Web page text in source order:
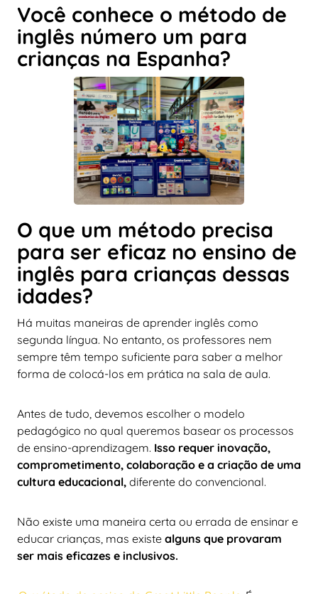
Você conhece o método de
inglês número um para
crianças na Espanha?
O que um método precisa
para ser eficaz no ensino de
inglês para crianças dessas
idades?
Há muitas maneiras de aprender inglês como
segunda língua. No entanto, os professores nem
sempre têm tempo suficiente para saber a melhor
forma de colocá-los em prática na sala de aula.
Antes de tudo, devemos escolher o modelo
pedagógico no qual queremos basear os processos
de ensino-aprendizagem. Isso requer inovação,
comprometimento, colaboração e a criação de uma
cultura educacional, diferente do convencional.
Não existe uma maneira certa ou errada de ensinar e
educar crianças, mas existe alguns que provaram
ser mais eficazes e inclusivos.